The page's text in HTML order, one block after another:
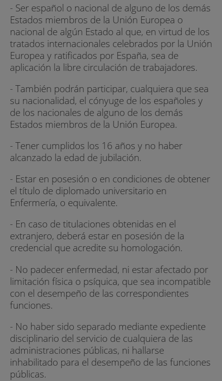
- Ser español o nacional de alguno de los demás
Estados miembros de la Unión Europea o
nacional de algún Estado al que, en virtud de los
tratados internacionales celebrados por la Unión
Europea y ratificados por España, sea de
aplicación la libre circulación de trabajadores.
- También podrán participar, cualquiera que sea
su nacionalidad, el cónyuge de los españoles y
de los nacionales de alguno de los demás
Estados miembros de la Unión Europea.
- Tener cumplidos los 16 años y no haber
alcanzado la edad de jubilación.
- Estar en posesión o en condiciones de obtener
el título de diplomado universitario en
Enfermería, o equivalente.
- En caso de titulaciones obtenidas en el
extranjero, deberá estar en posesión de la
credencial que acredite su homologación.
- No padecer enfermedad, ni estar afectado por
limitación física o psíquica, que sea incompatible
con el desempeño de las correspondientes
funciones.
- No haber sido separado mediante expediente
disciplinario del servicio de cualquiera de las
administraciones públicas, ni hallarse
inhabilitado para el desempeño de las funciones
públicas.